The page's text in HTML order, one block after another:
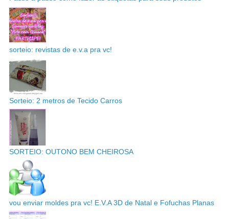
sorteio: revistas de e.v.a pra vc!
Sorteio: 2 metros de Tecido Carros
SORTEIO: OUTONO BEM CHEIROSA
vou enviar moldes pra vc! E.V.A 3D de Natal e Fofuchas Planas